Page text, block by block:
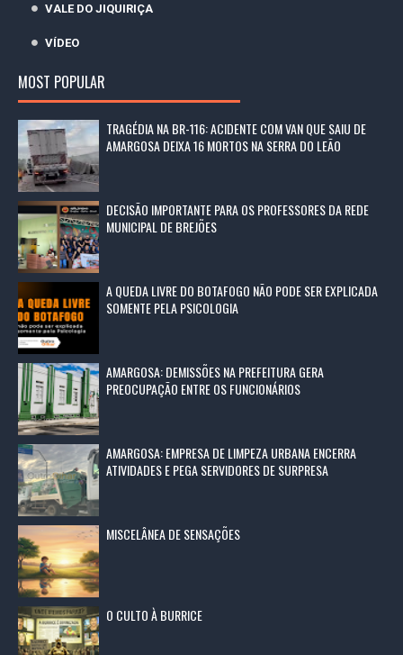
VALE DO JIQUIRIÇA
VÍDEO
MOST POPULAR
TRAGÉDIA NA BR-116: ACIDENTE COM VAN QUE SAIU DE
AMARGOSA DEIXA 16 MORTOS NA SERRA DO LEÃO
DECISÃO IMPORTANTE PARA OS PROFESSORES DA REDE
MUNICIPAL DE BREJÕES
A QUEDA LIVRE DO BOTAFOGO NÃO PODE SER EXPLICADA
SOMENTE PELA PSICOLOGIA
AMARGOSA: DEMISSÕES NA PREFEITURA GERA
PREOCUPAÇÃO ENTRE OS FUNCIONÁRIOS
AMARGOSA: EMPRESA DE LIMPEZA URBANA ENCERRA
ATIVIDADES E PEGA SERVIDORES DE SURPRESA
MISCELÂNEA DE SENSAÇÕES
O CULTO À BURRICE